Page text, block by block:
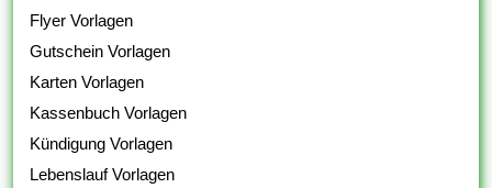
Flyer Vorlagen
Gutschein Vorlagen
Karten Vorlagen
Kassenbuch Vorlagen
Kündigung Vorlagen
Lebenslauf Vorlagen